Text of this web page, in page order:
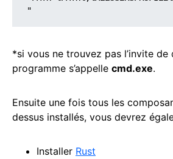
"
*si vous ne trouvez pas l’invite de
programme s’appelle cmd.exe.
Ensuite une fois tous les
dessus installés, vous devrez
Installer Rust